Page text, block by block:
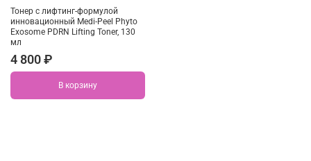
Тонер с лифтинг-формулой
инновационный Medi-Peel Phyto
Exosome PDRN Lifting Toner, 130
мл
4 800 ₽
В корзину